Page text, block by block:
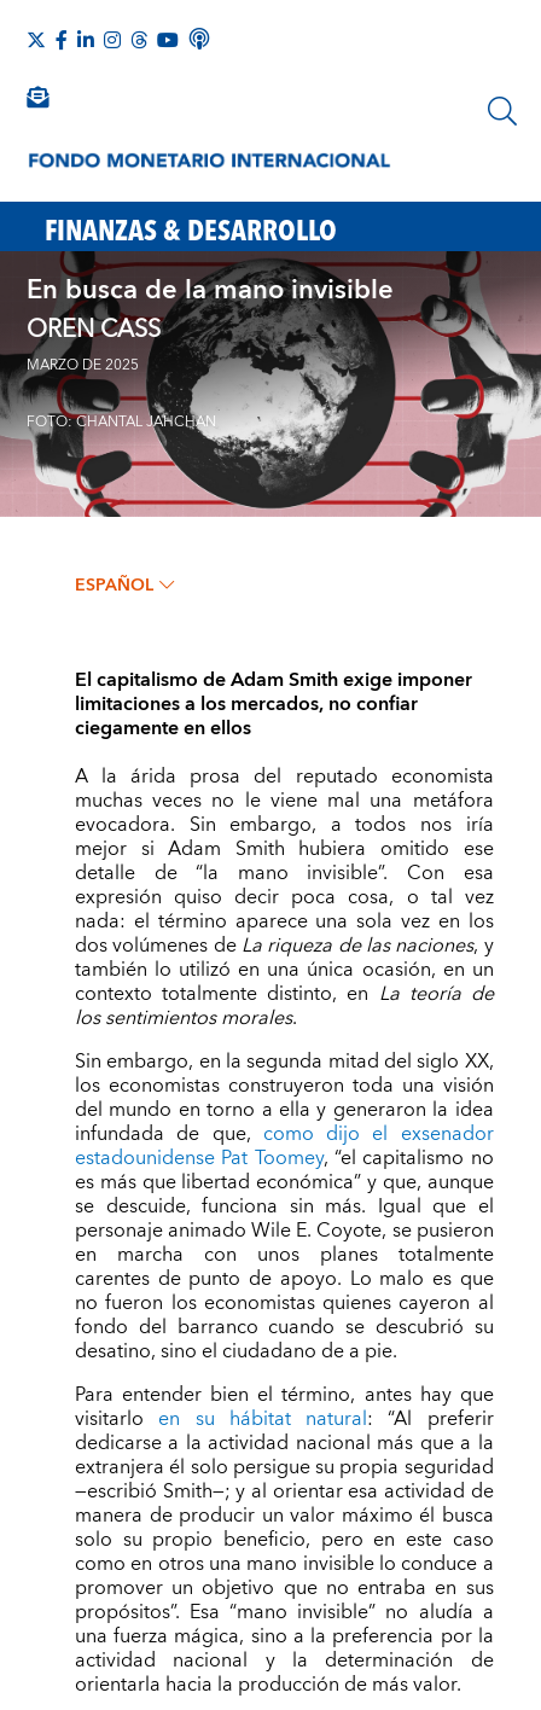
FINANZAS & DESARROLLO
En busca de la mano invisible
OREN CASS
MARZO DE 2025
FOTO: CHANTAL JAHCHAN
ESPAÑOL
El capitalismo de Adam Smith exige imponer
limitaciones a los mercados, no confiar
ciegamente en ellos
A la árida prosa del reputado economista
muchas veces no le viene mal una metáfora
evocadora. Sin embargo, a todos nos iría
mejor si Adam Smith hubiera omitido ese
detalle de “la mano invisible”. Con esa
expresión quiso decir poca cosa, o tal vez
nada: el término aparece una sola vez en los
dos volúmenes deLa riqueza de las naciones, y
también lo utilizó en una única ocasión, en un
contexto totalmente distinto, en La teoría de
los sentimientos morales.
Sin embargo, en la segunda mitad del siglo XX,
los economistas construyeron toda una visión
del mundo en torno a ella y generaron la idea
infundada de que, como dijo el exsenador
estadounidense Pat Toomey, “el capitalismo no
es más que libertad económica” y que, aunque
se descuide, funciona sin más. Igual que el
personaje animado Wile E. Coyote, se pusieron
en marcha con unos planes totalmente
carentes de punto de apoyo. Lo malo es que
no fueron los economistas quienes cayeron al
fondo del barranco cuando se descubrió su
desatino, sino el ciudadano de a pie.
Para entender bien el término, antes hay que
visitarlo en su hábitat natural: “Al preferir
dedicarse a la actividad nacional más que a la
extranjera él solo persigue su propia seguridad
—escribió Smith—; y al orientar esa actividad de
manera de producir un valor máximo él busca
solo su propio beneficio, pero en este caso
como en otros una mano invisible lo conduce a
promover un objetivo que no entraba en sus
propósitos”. Esa “mano invisible” no aludía a
una fuerza mágica, sino a la preferencia por la
actividad nacional y la determinación de
orientarla hacia la producción de más valor.